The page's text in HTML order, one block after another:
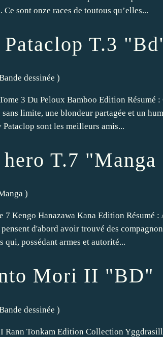
Ce sont onze races de toutous qu’elles...
T.3
dessinée )
3 Du Peloux Bamboo Edition Résumé
limite, une blondeur partagée et un
sont les meilleurs amis...
T.7
)
7 Kengo Hanazawa Kana Edition
d'abord avoir trouvé des
qui, possédant armes et autorité...
Mori II "BD"
dessinée )
Rann Tonkam Edition Collection